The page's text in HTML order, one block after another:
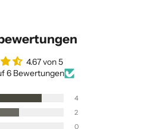
4.67 von 5
6 Bewertungen
4
2
0